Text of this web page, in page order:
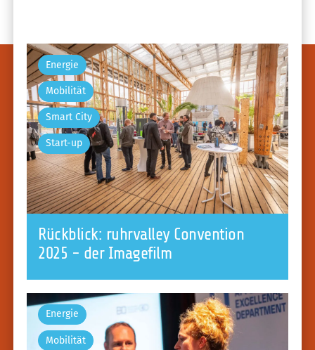
Energie
Mobilität
Smart City
Start-up
Rückblick: ruhrvalley Convention
2025 - der Imagefilm
Energie
Mobilität